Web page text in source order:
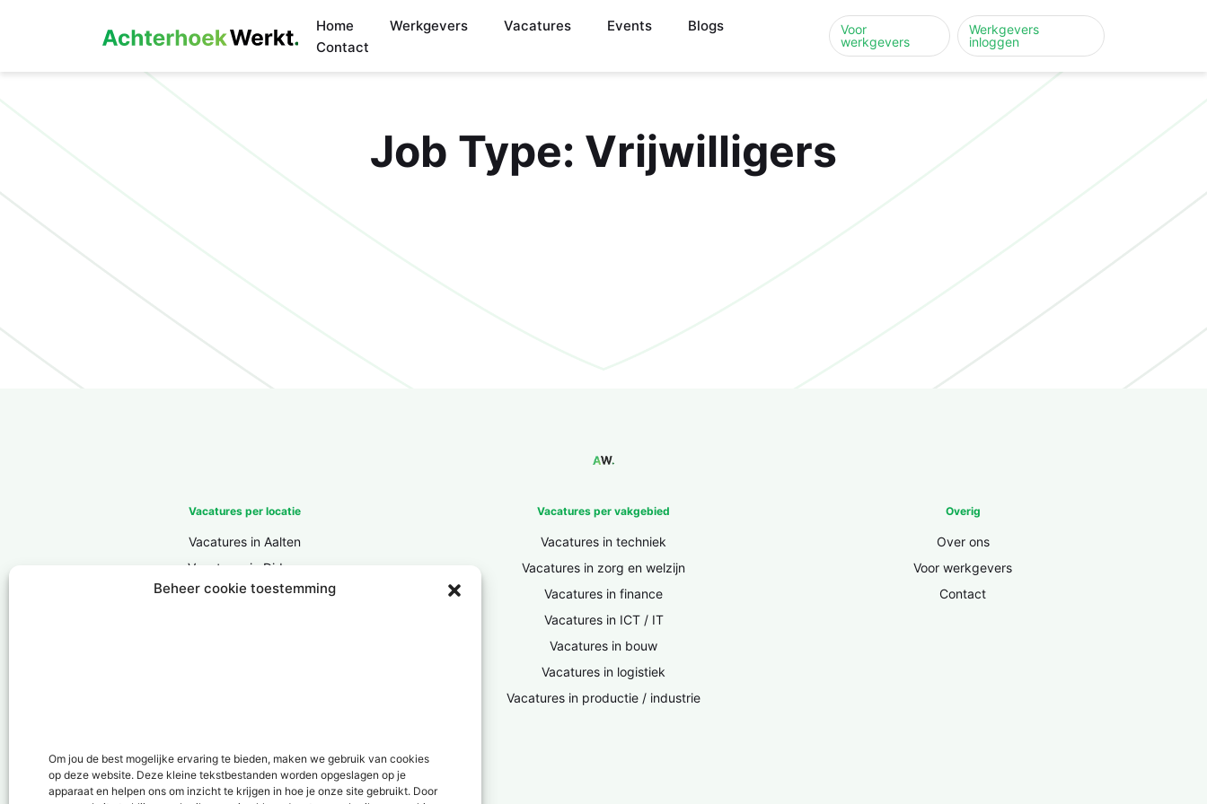
Beheer cookie toestemming
Om jou de best mogelijke ervaring te bieden, maken we gebruik van cookies
op deze website. Deze kleine tekstbestanden worden opgeslagen op je
apparaat en helpen ons om inzicht te krijgen in hoe je onze site gebruikt. Door
Home Werkgevers Vacatures Events
Blogs
Contact
Voor
werkgevers
Werkgevers
inloggen
Job Type: Vrijwilligers
Vacatures per locatie
Vacatures in Aalten
Vacatures in Didam
Vacatures in Doesburg
Vacatures in Varsseveld
Vacatures per vakgebied
Vacatures in techniek
Vacatures in zorg en welzijn
Vacatures in finance
Vacatures in ICT / IT
Vacatures in bouw
Vacatures in logistiek
Vacatures in productie / industrie
Overig
Over ons
Voor werkgevers
Contact